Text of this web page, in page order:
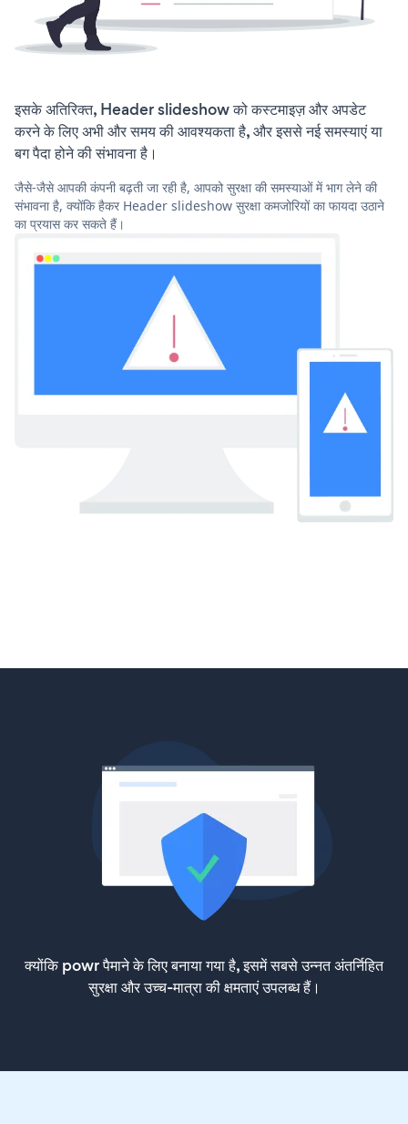
इसके अतिरिक्त, Header slideshow को कस्टमाइज़ और अपडेट
करने के लिए अभी और समय की आवश्यकता है, और इससे नई समस्याएं या
बग पैदा होने की संभावना है।
जैसे-जैसे आपकी कंपनी बढ़ती जा रही है, आपको सुरक्षा की समस्याओं में भाग लेने की
संभावना है, क्योंकि हैकर Header slideshow सुरक्षा कमजोरियों का फायदा उठाने
का प्रयास कर सकते हैं।
क्योंकि powr पैमाने के लिए बनाया गया है, इसमें सबसे उन्नत अंतर्निहित
सुरक्षा और उच्च-मात्रा की क्षमताएं उपलब्ध हैं।